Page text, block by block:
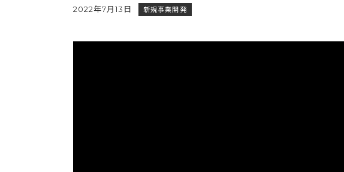
2022年7月13日 新規事業開発